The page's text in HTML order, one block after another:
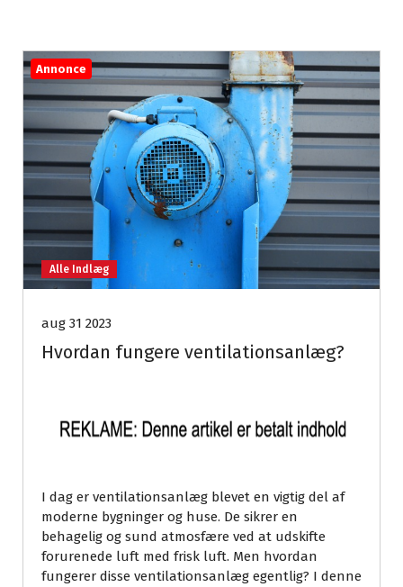
Annonce
Alle Indlæg
aug 31 2023
Hvordan fungere ventilationsanlæg?
I dag er ventilationsanlæg blevet en vigtig del af
moderne bygninger og huse. De sikrer en
behagelig og sund atmosfære ved at udskifte
forurenede luft med frisk luft. Men hvordan
fungerer disse ventilationsanlæg egentlig? I denne